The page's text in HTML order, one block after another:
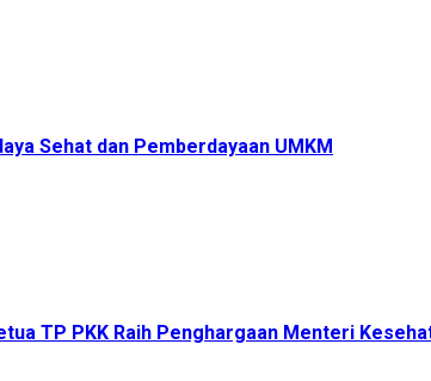
Sehat dan Pemberdayaan UMKM
TP PKK Raih Penghargaan Menteri